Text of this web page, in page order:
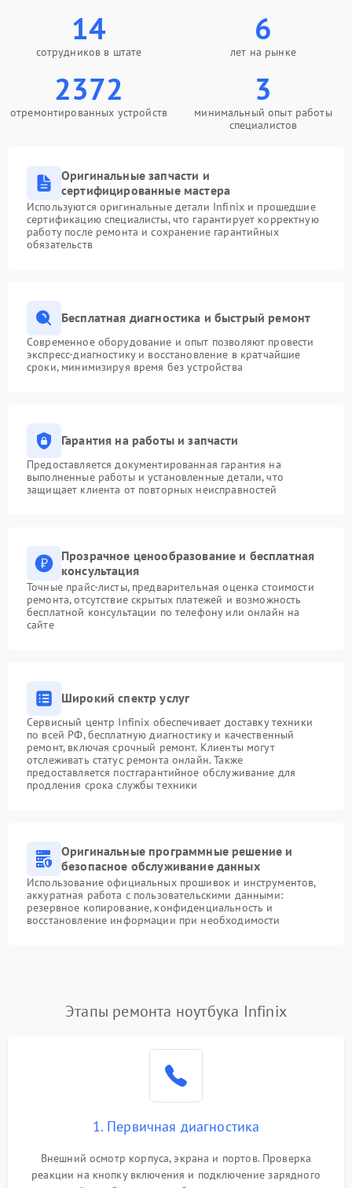
14
сотрудников в штате
6
лет на рынке
2372
отремонтированных устройств
3
минимальный опыт работы
специалистов
Оригинальные запчасти и
сертифицированные мастера
Используются оригинальные детали Infinix и прошедшие
сертификацию специалисты, что гарантирует корректную
работу после ремонта и сохранение гарантийных
обязательств
Бесплатная диагностика и быстрый ремонт
Современное оборудование и опыт позволяют провести
экспресс-диагностику и восстановление в кратчайшие
сроки, минимизируя время без устройства
Гарантия на работы и запчасти
Предоставляется документированная гарантия на
выполненные работы и установленные детали, что
защищает клиента от повторных неисправностей
Прозрачное ценообразование и бесплатная
консультация
Точные прайс-листы, предварительная оценка стоимости
ремонта, отсутствие скрытых платежей и возможность
бесплатной консультации по телефону или онлайн на
сайте
Широкий спектр услуг
Сервисный центр Infinix обеспечивает доставку техники
по всей РФ, бесплатную диагностику и качественный
ремонт, включая срочный ремонт. Клиенты могут
отслеживать статус ремонта онлайн. Также
предоставляется постгарантийное обслуживание для
продления срока службы техники
Оригинальные программные решение и
безопасное обслуживание данных
Использование официальных прошивок и инструментов,
аккуратная работа с пользовательскими данными:
резервное копирование, конфиденциальность и
восстановление информации при необходимости
Этапы ремонта ноутбука Infinix
1. Первичная диагностика
Внешний осмотр корпуса, экрана и портов. Проверка
реакции на кнопку включения и подключение зарядного